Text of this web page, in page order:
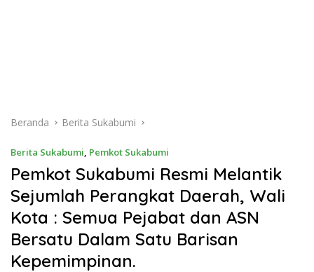
Beranda Berita Sukabumi
Berita Sukabumi, Pemkot Sukabumi
Pemkot Sukabumi Resmi Melantik
Sejumlah Perangkat Daerah, Wali
Kota : Semua Pejabat dan ASN
Bersatu Dalam Satu Barisan
Kepemimpinan.